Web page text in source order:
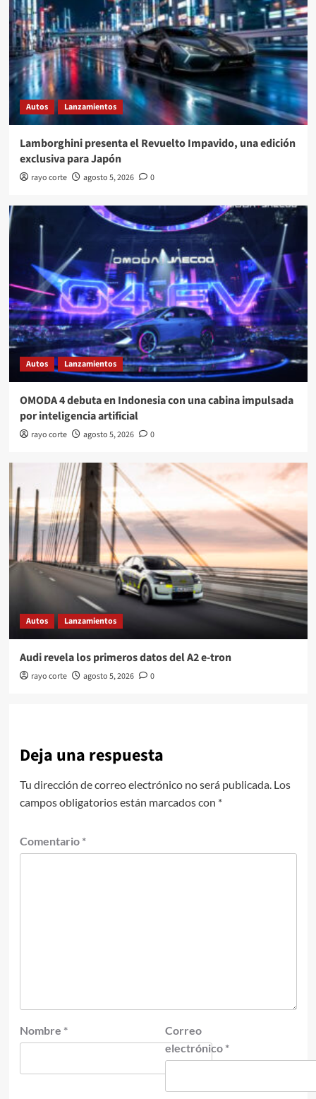
Autos Lanzamientos
Lamborghini presenta el Revuelto Impavido, una edición
exclusiva para Japón
rayo corte agosto 5, 2026 0
Autos Lanzamientos
OMODA 4 debuta en Indonesia con una cabina impulsada
por inteligencia artificial
rayo corte agosto 5, 2026 0
Autos Lanzamientos
Audi revela los primeros datos del A2 e-tron
rayo corte agosto 5, 2026 0
Deja una respuesta
Tu dirección de correo electrónico no será publicada. Los
campos obligatorios están marcados con *
Comentario *
Nombre *
Correo
electrónico *